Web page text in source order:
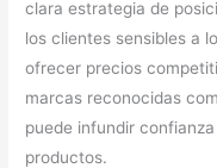
clara estrategia de
los clientes sensibles a
ofrecer precios
marcas reconocidas
puede infundir
productos.